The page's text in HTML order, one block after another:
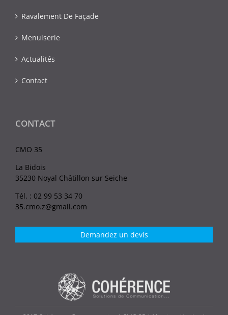
Ravalement De Façade
Menuiserie
Actualités
Contact
CONTACT
CMO 35
La Bidois
35230 Noyal Châtillon sur Seiche
Tél. : 02 99 53 34 70
35.cmo.z@gmail.com
Demandez un devis